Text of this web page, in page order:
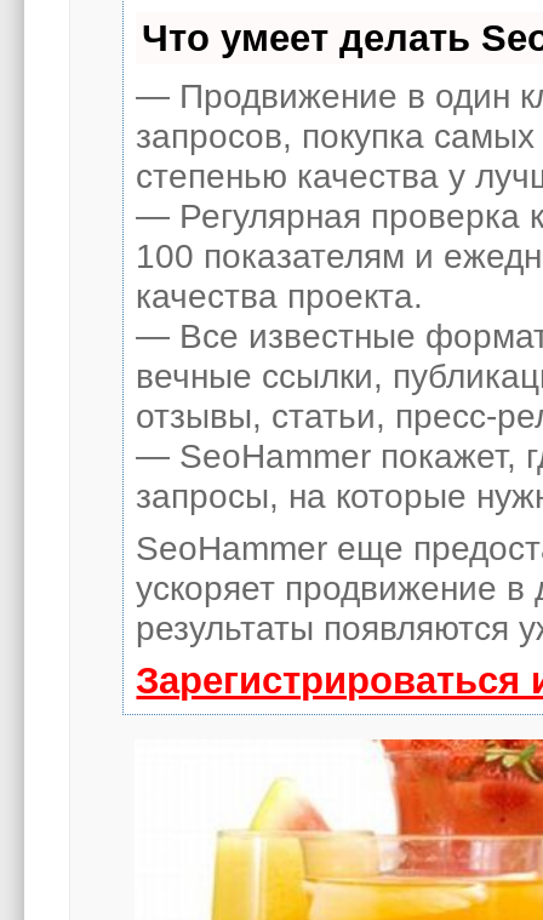
Что умеет делать
— Продвижение в один
запросов, покупка
степенью качества у
— Регулярная проверка
100 показателям и
качества проекта.
— Все известные
вечные ссылки,
отзывы, статьи, пресс-
— SeoHammer покажет,
запросы, на которые
SeoHammer еще
ускоряет продвижение в
результаты появляются